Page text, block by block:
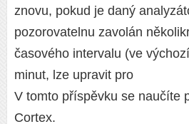
znovu, pokud je daný
pozorovatelnu zavolán
časového intervalu (ve
minut, lze upravit pro
V tomto příspěvku se naučíte
Cortex.